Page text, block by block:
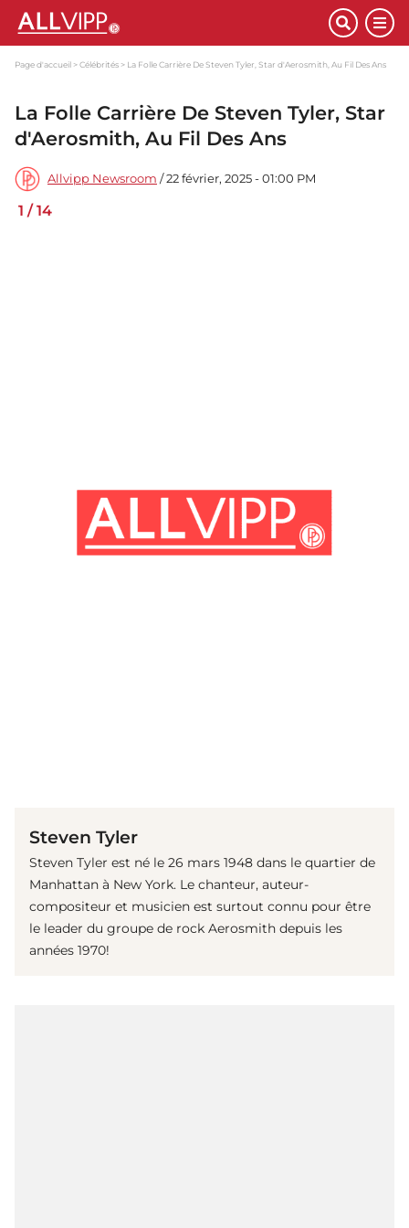
Page d'accueil Célébrités La Folle Carrière De Steven Tyler, Star d'Aerosmith, Au Fil Des Ans
La Folle Carrière De Steven Tyler, Star
d'Aerosmith, Au Fil Des Ans
Allvipp Newsroom / 22 février, 2025 - 01:00 PM
1 /14
Steven Tyler
Steven Tyler est né le 26 mars 1948 dans le quartier de
Manhattan à New York. Le chanteur, auteur-
compositeur et musicien est surtout connu pour être
le leader du groupe de rock Aerosmith depuis les
années 1970!